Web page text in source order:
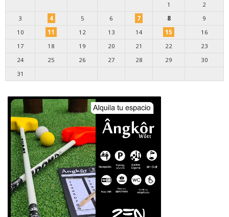
1
2
3
4 5 6 7 8
9
10
11 12 13 14 15
16
17
18 19 20 21 22
23
24
25 26 27 28 29
30
31